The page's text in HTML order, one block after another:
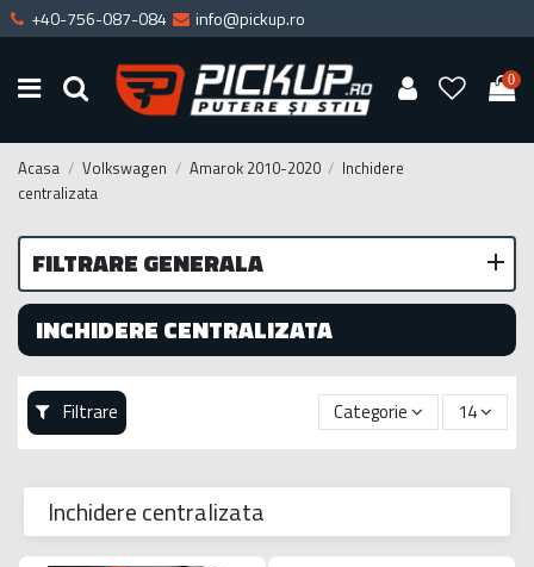
+40-756-087-084 info@pickup.ro
0
Acasa Volkswagen Amarok 2010-2020
Inchidere
centralizata
INCHIDERE CENTRALIZATA
Filtrare Categorie 14
Inchidere centralizata
FILTRARE GENERALA